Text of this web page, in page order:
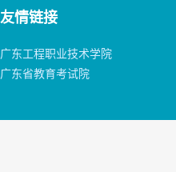
友情链接
广东工程职业技术学院
广东省教育考试院